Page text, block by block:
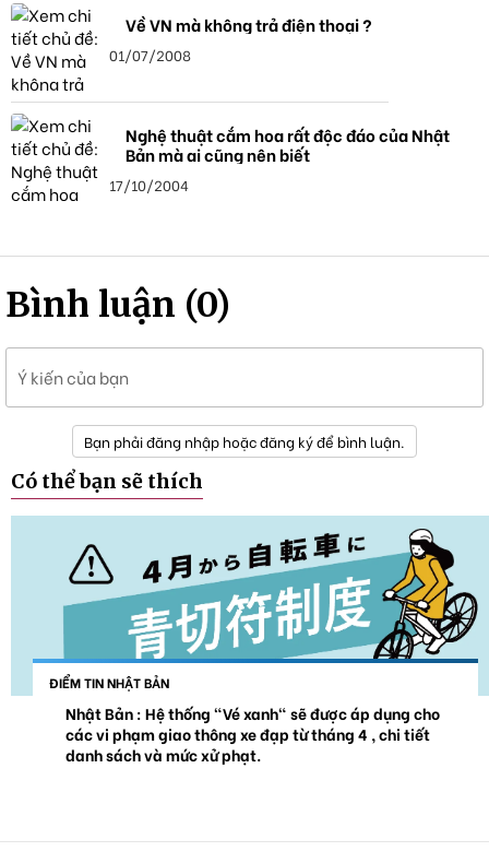
Về VN mà không trả điện thoại ?
01/07/2008
Nghệ thuật cắm hoa rất độc đáo của Nhật
Bản mà ai cũng nên biết
17/10/2004
Bình luận (0)
Ý kiến của bạn
Bạn phải đăng nhập hoặc đăng ký để bình luận.
Có thể bạn sẽ thích
ĐIỂM TIN NHẬT BẢN
Nhật Bản : Hệ thống "Vé xanh" sẽ được áp dụng cho
các vi phạm giao thông xe đạp từ tháng 4 , chi tiết
danh sách và mức xử phạt.